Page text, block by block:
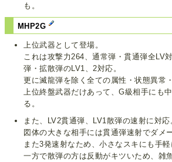
も。
MHP2G
上位武器として登場。
これは攻撃力264、通常弾・貫通弾全LV
弾・拡散弾のLV1、2対応。
更に滅龍弾を除く全ての属性・状態異常
上位終盤武器だけあって、G級相手にも
る。
また、LV2貫通弾、LV1散弾の速射に対応
図体の大きな相手には貫通弾速射でダメ
また3発速射なため、小さなスキにも手軽
一方で散弾の方は反動がキツいため、雑